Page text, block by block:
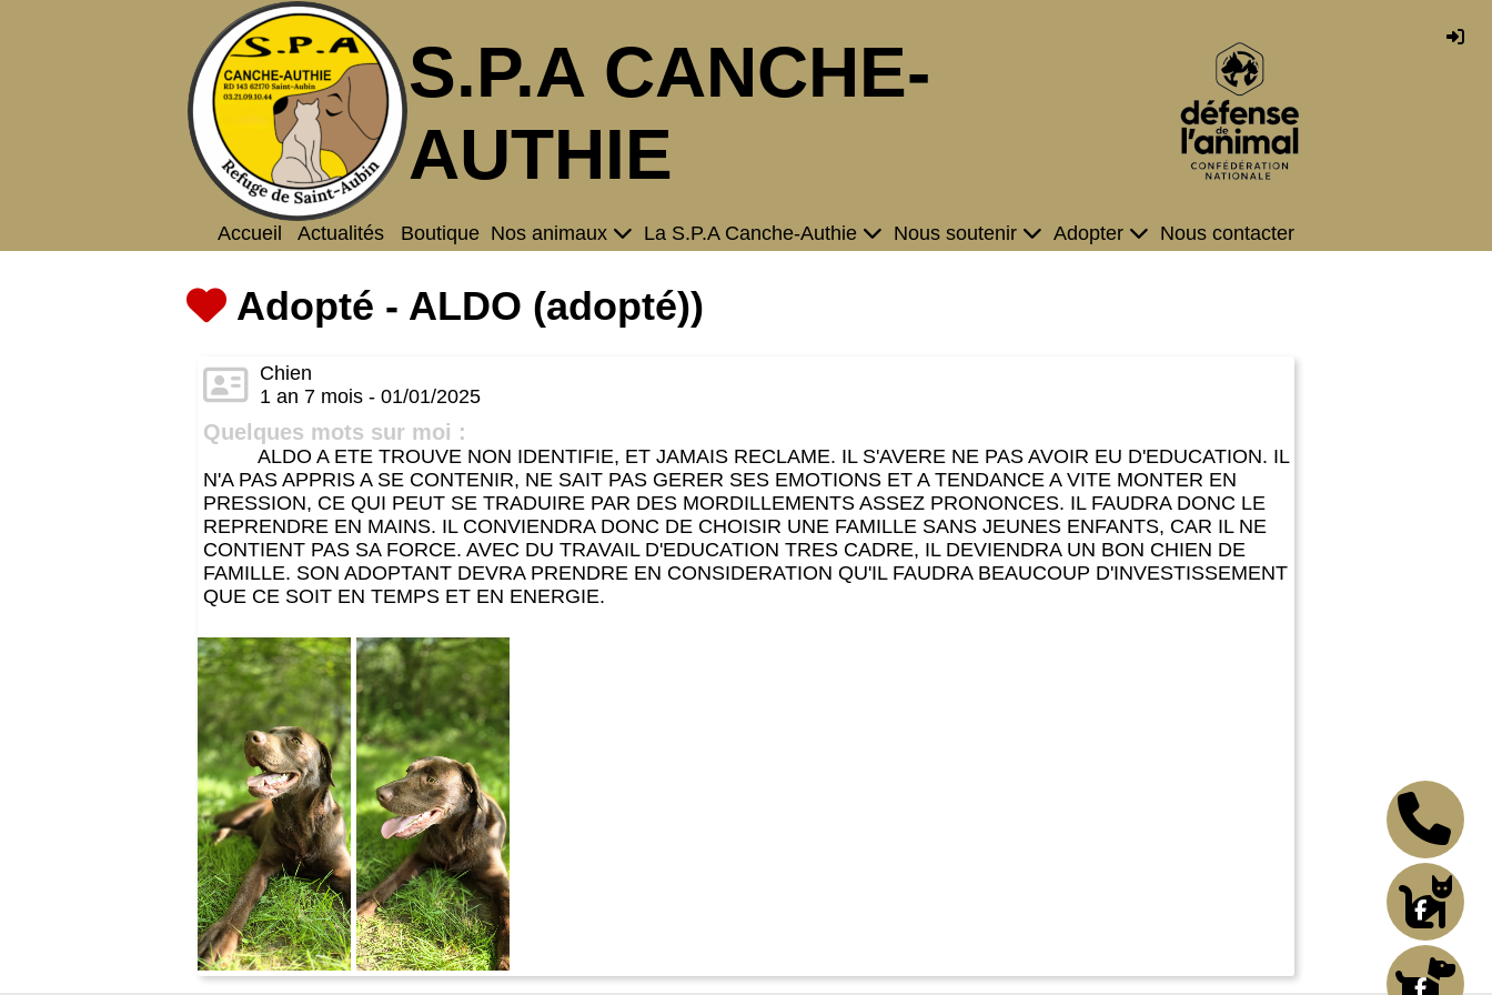
S.P.A CANCHE-
AUTHIE
Accueil Actualités Boutique Nos animaux La S.P.A Canche-Authie Nous soutenir Adopter Nous contacter
Adopté - ALDO (adopté))
Chien
1 an 7 mois - 01/01/2025
Quelques mots sur moi :
ALDO A ETE TROUVE NON IDENTIFIE, ET JAMAIS RECLAME. IL S'AVERE NE PAS AVOIR EU D'EDUCATION. IL
N'A PAS APPRIS A SE CONTENIR, NE SAIT PAS GERER SES EMOTIONS ET A TENDANCE A VITE MONTER EN
PRESSION, CE QUI PEUT SE TRADUIRE PAR DES MORDILLEMENTS ASSEZ PRONONCES. IL FAUDRA DONC LE
REPRENDRE EN MAINS. IL CONVIENDRA DONC DE CHOISIR UNE FAMILLE SANS JEUNES ENFANTS, CAR IL NE
CONTIENT PAS SA FORCE. AVEC DU TRAVAIL D'EDUCATION TRES CADRE, IL DEVIENDRA UN BON CHIEN DE
FAMILLE. SON ADOPTANT DEVRA PRENDRE EN CONSIDERATION QU'IL FAUDRA BEAUCOUP D'INVESTISSEMENT
QUE CE SOIT EN TEMPS ET EN ENERGIE.